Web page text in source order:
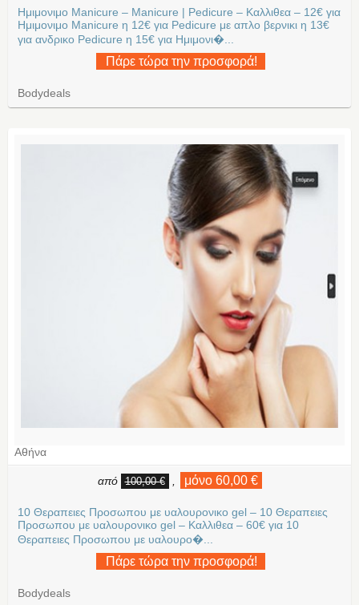
Ημιμονιμο Manicure – Manicure | Pedicure – Καλλιθεα – 12€ για
Ημιμονιμο Manicure η 12€ για Pedicure με απλο βερνικι η 13€
για ανδρικο Pedicure η 15€ για Ημιμονι�...
Πάρε τώρα την προσφορά!
Bodydeals
Αθήνα
από 100,00 € μόνο 60,00 €
10 Θεραπειες Προσωπου με υαλουρονικο gel – 10 Θεραπειες
Προσωπου με υαλουρονικο gel – Καλλιθεα – 60€ για 10
Θεραπειες Προσωπου με υαλουρο�...
Πάρε τώρα την προσφορά!
Bodydeals